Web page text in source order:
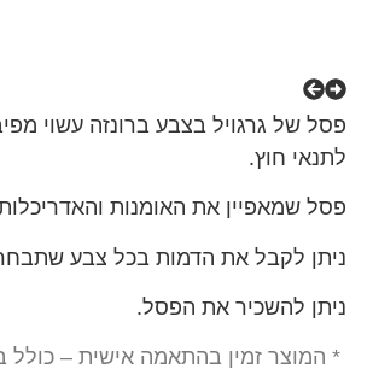
פסל של גרגויל בצבע ברונזה עשוי
לתנאי חוץ.
פסל שמאפיין את האומנות
ניתן לקבל את הדמות בכל צבע
ניתן להשכיר את הפסל.
* המוצר זמין בהתאמה אישית – כולל